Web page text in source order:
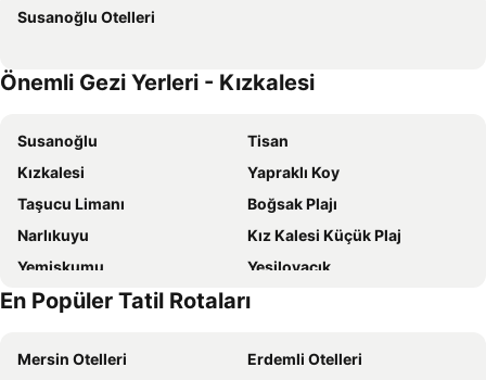
Prestij Suit Kızkalesi
Altınkum Tatil köyü
Garden Asmin Otel
Queenaba & Beach
Peri Hotel
Tek Han Kumkuyu Hotel
Hotel Yaka Inn
Rain Hotel
Hotel Angel Beach
Almir
Hotel Calamie
Eylul Hotel
Saon Hotel
Süzer Resort
Palmiye Suit Otel
Palmiye Suit Otel
Athena Apart Residence
Susanoğlu Otelleri
Önemli Gezi Yerleri - Kızkalesi
Susanoğlu
Tisan
Kızkalesi
Yapraklı Koy
Taşucu Limanı
Boğsak Plajı
Narlıkuyu
Kız Kalesi Küçük Plaj
Yemişkumu
Yeşilovacık
Kumkuyu
Kızkalesi Plajı
En Popüler Tatil Rotaları
Mersin Otelleri
Erdemli Otelleri